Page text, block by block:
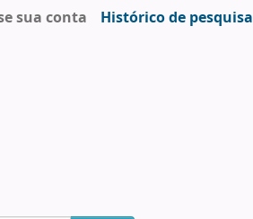
sua conta Histórico de pesquisa